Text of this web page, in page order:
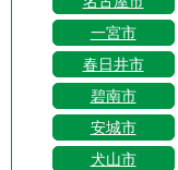
一宮市
春日井市
碧南市
安城市
犬山市